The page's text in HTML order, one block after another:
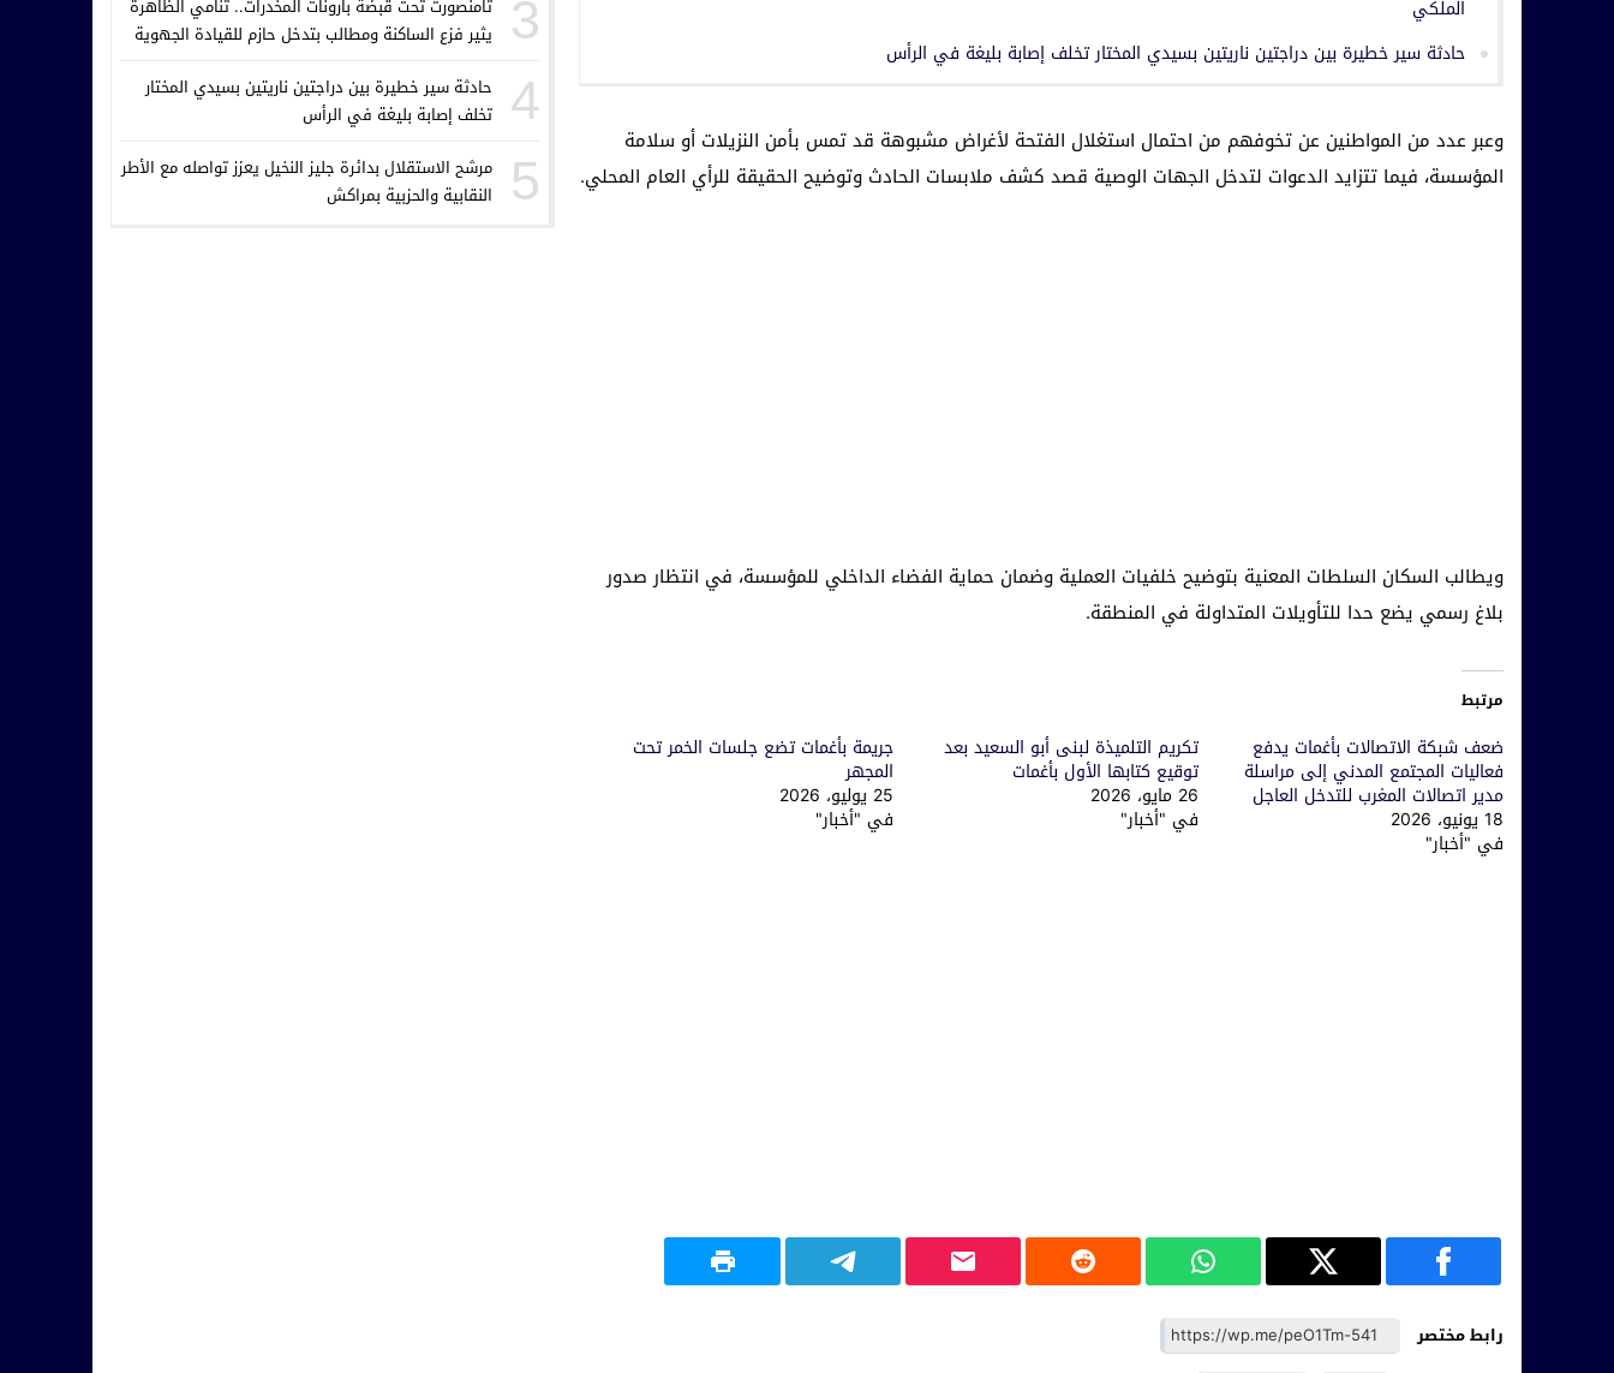
الملكي
حادثة سير خطيرة بين دراجتين ناريتين بسيدي المختار تخلف إصابة بليغة في الرأس
وعبر عدد من المواطنين عن تخوفهم من احتمال استغلال الفتحة لأغراض مشبوهة قد تمس بأمن النزيلات أو سلامة
المؤسسة، فيما تتزايد الدعوات لتدخل الجهات الوصية قصد كشف ملابسات الحادث وتوضيح الحقيقة للرأي العام المحلي.
ويطالب السكان السلطات المعنية بتوضيح خلفيات العملية وضمان حماية الفضاء الداخلي للمؤسسة، في انتظار صدور
بلاغ رسمي يضع حدا للتأويلات المتداولة في المنطقة.
مرتبط
ضعف شبكة الاتصالات بأغمات يدفع
فعاليات المجتمع المدني إلى مراسلة
مدير اتصالات المغرب للتدخل العاجل
18 يونيو، 2026
في "أخبار"
تكريم التلميذة لبنى أبو السعيد بعد
توقيع كتابها الأول بأغمات
26 مايو، 2026
في "أخبار"
جريمة بأغمات تضع جلسات الخمر تحت
المجهر
25 يوليو، 2026
في "أخبار"
رابط مختصر
3
تامنصورت تحت قبضة بارونات المخدرات.. تنامي الظاهرة
يثير فزع الساكنة ومطالب بتدخل حازم للقيادة الجهوية
4
حادثة سير خطيرة بين دراجتين ناريتين بسيدي المختار
تخلف إصابة بليغة في الرأس
5
مرشح الاستقلال بدائرة جليز النخيل يعزز تواصله مع الأطر
النقابية والحزبية بمراكش